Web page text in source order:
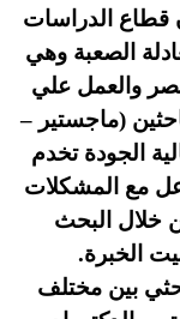
قطاع الدراسات
الصعبة وهي
والعمل علي
(ماجستير –
الجودة تخدم
مع المشكلات
خلال البحث
الخبرة.
بين مختلف